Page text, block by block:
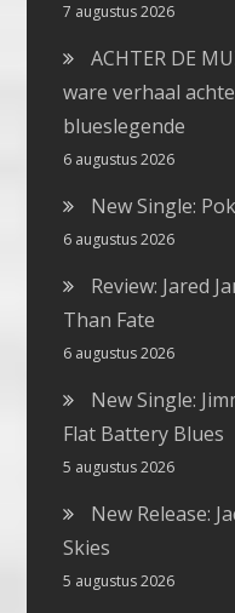
7 augustus 2026
ACHTER DE
ware verhaal
blueslegende
6 augustus 2026
New Single:
6 augustus 2026
Review: Jared
Than Fate
6 augustus 2026
New Single:
Flat Battery Blues
5 augustus 2026
New Release:
Skies
5 augustus 2026